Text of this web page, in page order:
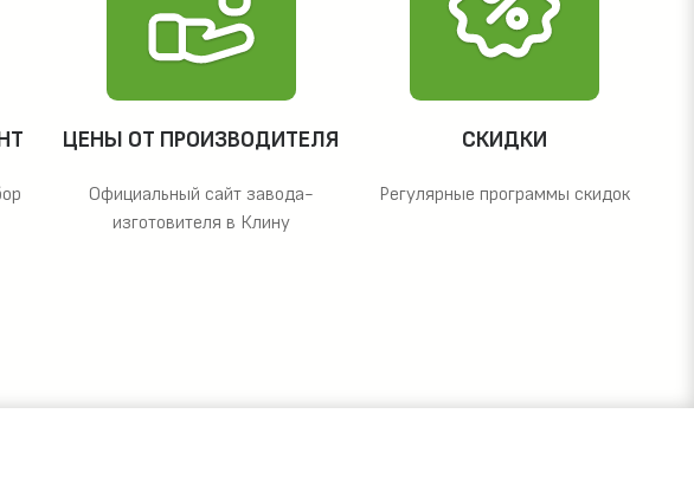
ЦЕНЫ ОТ ПРОИЗВОДИТЕЛЯ
Официальный сайт завода-
изготовителя в Клину
СКИДКИ
Регулярные программы скидок